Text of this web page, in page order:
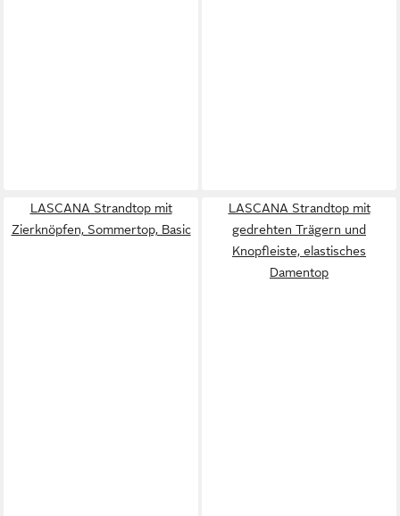
LASCANA Strandtop mit
Zierknöpfen, Sommertop, Basic
LASCANA Strandtop mit
gedrehten Trägern und
Knopfleiste, elastisches
Damentop